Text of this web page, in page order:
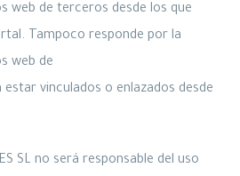
web de terceros desde los que
Tampoco responde por la
web de
vinculados o enlazados desde
SL no será responsable del uso